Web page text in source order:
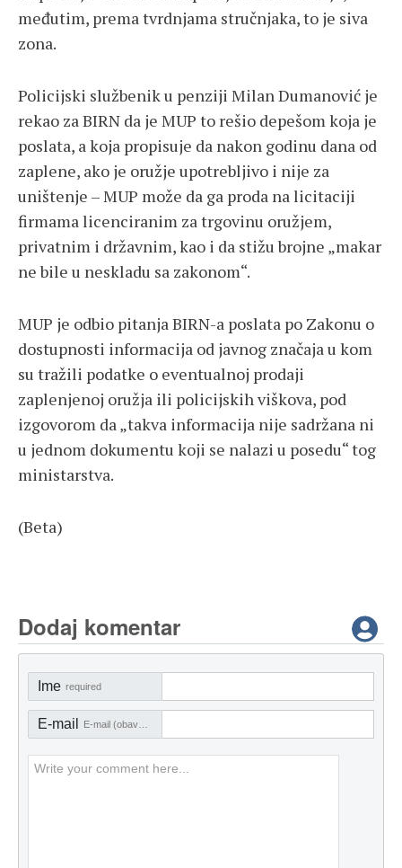
međutim, prema tvrdnjama stručnjaka, to je siva
zona.
Policijski službenik u penziji Milan Dumanović je
rekao za BIRN da je MUP to rešio depešom koja je
poslata, a koja propisuje da nakon godinu dana od
zaplene, ako je oružje upotrebljivo i nije za
uništenje – MUP može da ga proda na licitaciji
firmama licenciranim za trgovinu oružjem,
privatnim i državnim, kao i da stižu brojne „makar
ne bile u neskladu sa zakonom“.
MUP je odbio pitanja BIRN-a poslata po Zakonu o
dostupnosti informacija od javnog značaja u kom
su tražili podatke o eventualnoj prodaji
zaplenjenoj oružja ili policijskih viškova, pod
izgovorom da „takva informacija nije sadržana ni
u jednom dokumentu koji se nalazi u posedu“ tog
ministarstva.
(Beta)
Dodaj komentar
Ime required
E-mail